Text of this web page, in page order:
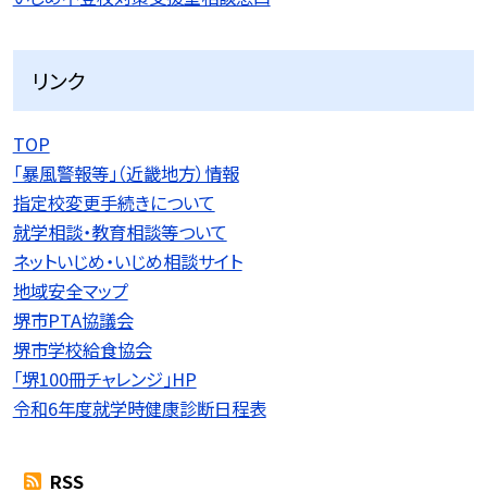
リンク
TOP
「暴風警報等」（近畿地方）情報
指定校変更手続きについて
就学相談・教育相談等ついて
ネットいじめ・いじめ相談サイト
地域安全マップ
堺市PTA協議会
堺市学校給食協会
「堺100冊チャレンジ」HP
令和6年度就学時健康診断日程表
RSS